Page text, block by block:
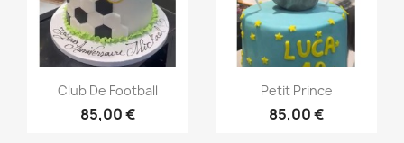
Aperçu rapide
Club De Football
85,00 €
Aperçu rapide
Petit Prince
85,00 €